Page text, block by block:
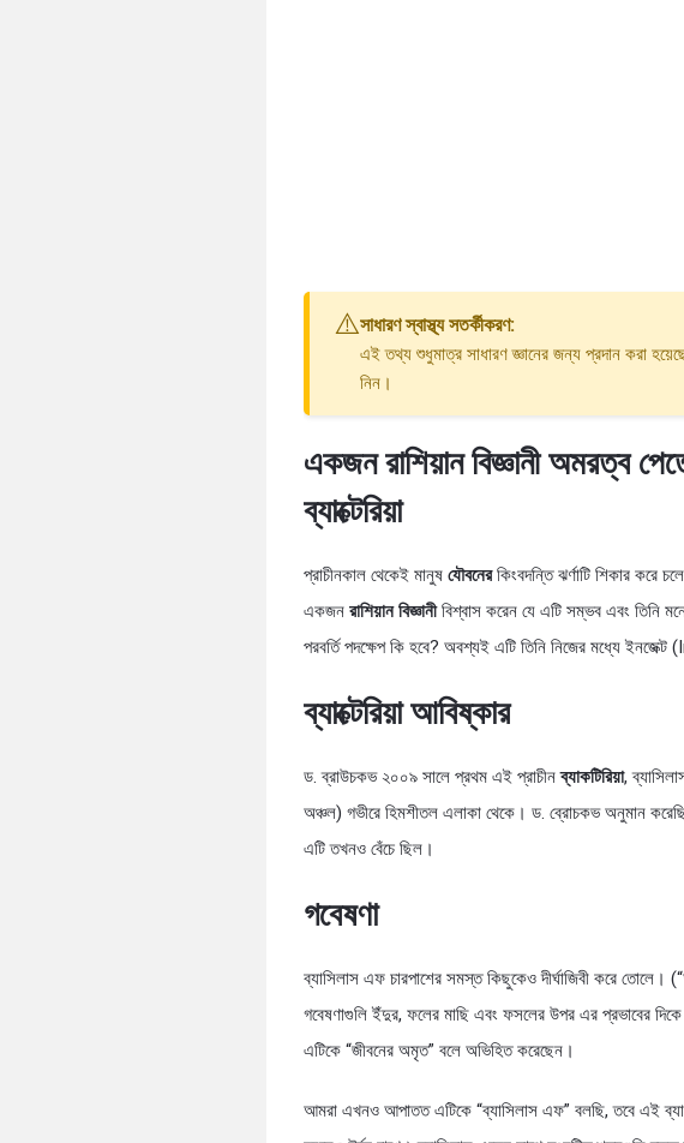
⚠️সাধারণ স্বাস্থ্য সতর্কীকরণ:
এই তথ্য শুধুমাত্র সাধারণ জ্ঞানের জন্য প্রদান করা
নিন।
একজন রাশিয়ান বিজ্ঞানী অমরত্ব
ব্যাক্টেরিয়া
প্রাচীনকাল থেকেই মানুষ যৌবনেরকিংবদন্তি ঝর্ণাটি শিকার করে
একজন রাশিয়ান বিজ্ঞানীবিশ্বাস করেন যে এটি সম্ভব এবং তিনি
পরবর্তি পদক্ষেপ কি হবে? অবশ্যই এটি তিনি নিজের মধ্যে
ব্যাক্টেরিয়া আবিষ্কার
ড. ব্রাউচকভ ২০০৯ সালে প্রথম এই প্রাচীনব্যাকটিরিয়া,
অঞ্চল) গভীরে হিমশীতল এলাকা থেকে। ড. ব্রোচকভ অনুমান
এটি তখনও বেঁচে ছিল।
গবেষণা
ব্যাসিলাস এফ চারপাশের সমস্ত কিছুকেও দীর্ঘাজিবী করে
গবেষণাগুলি ইঁদুর, ফলের মাছি এবং ফসলের উপর এর প্রভাবের
এটিকে “জীবনের অমৃত” বলে অভিহিত করেছেন।
আমরা এখনও আপাতত এটিকে “ব্যাসিলাস এফ” বলছি, তবে এই